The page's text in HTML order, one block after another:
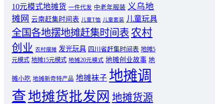
10元模式地摊货 一件代发 中老年服装 义乌地
摊网 云南赶集时间表 儿童T恤 儿童套装 儿童玩具
全国各地摆地摊赶集时间表 农村
创业 农村摆摊 发光玩具 四川省赶集时间表 地摊5
元模式 地摊15元模式 地摊20元模式 地摊创业故事 地
摊小吃 地摊新奇特产品 地摊袜子 地摊调
查地摊货批发网 地摊货源